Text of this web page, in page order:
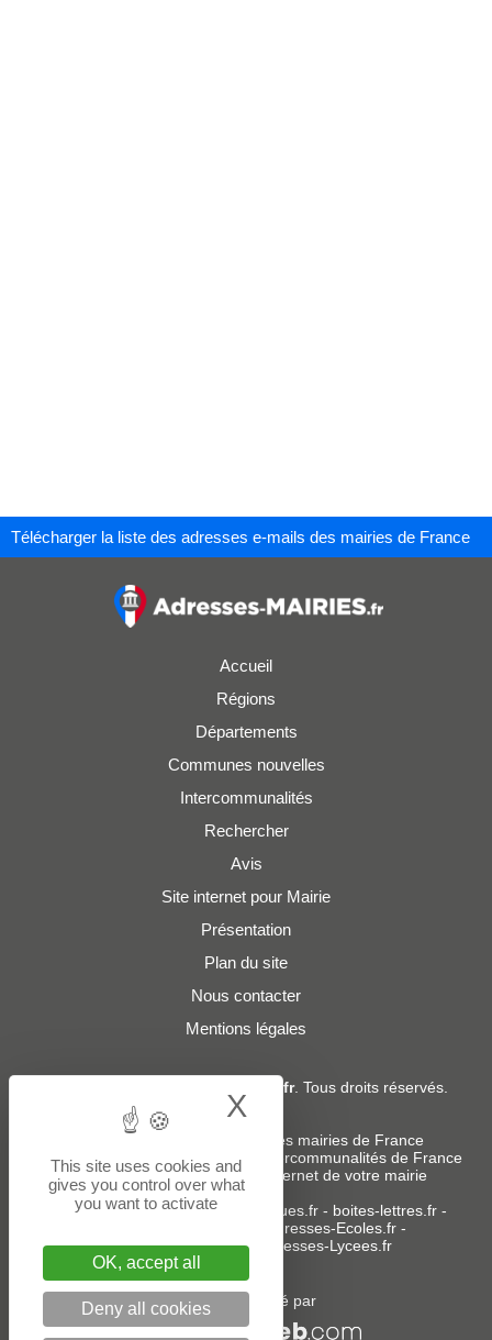
Télécharger la liste des adresses e-mails des mairies de France
Accueil
Régions
Départements
Communes nouvelles
Intercommunalités
Rechercher
Avis
Site internet pour Mairie
Présentation
Plan du site
Nous contacter
Mentions légales
Adresses-Mairies.fr. Tous droits réservés.
Services :
Liste des adresses e-mails des mairies de France
Liste des adresses e-mails des intercommunalités de France
-Création ou refonte du site internet de votre mairie
Sites partenaires:donneespubliques.fr- boites-lettres.fr-
Adresses-Ecoles.fr -
Adresses-Colleges.fr- Adresses-Lycees.fr
Un service édité par
This site uses cookies and
gives you control over what
you want to activate
OK, accept all
Deny all cookies
X